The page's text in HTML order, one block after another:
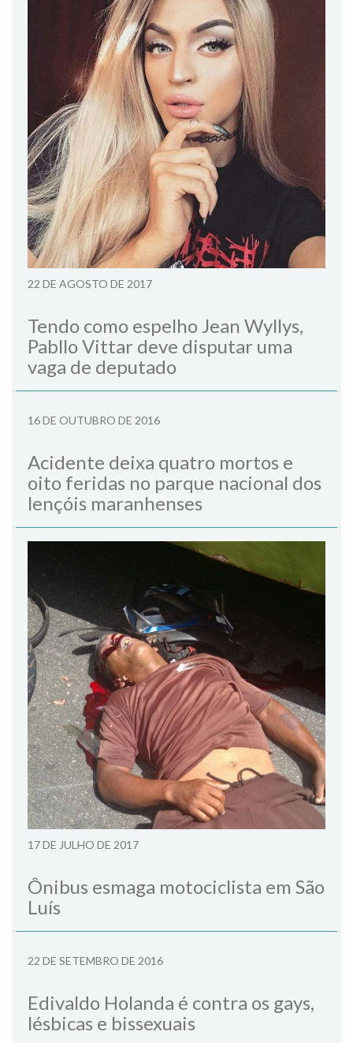
22 DE AGOSTO DE 2017
Tendo como espelho Jean Wyllys,
Pabllo Vittar deve disputar uma
vaga de deputado
16 DE OUTUBRO DE 2016
Acidente deixa quatro mortos e
oito feridas no parque nacional dos
lençóis maranhenses
17 DE JULHO DE 2017
Ônibus esmaga motociclista em São
Luís
22 DE SETEMBRO DE 2016
Edivaldo Holanda é contra os gays,
lésbicas e bissexuais